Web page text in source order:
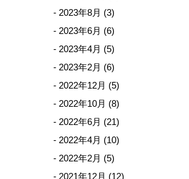
2023年8月 (3)
2023年6月 (6)
2023年4月 (5)
2023年2月 (6)
2022年12月 (5)
2022年10月 (8)
2022年6月 (21)
2022年4月 (10)
2022年2月 (5)
2021年12月 (12)